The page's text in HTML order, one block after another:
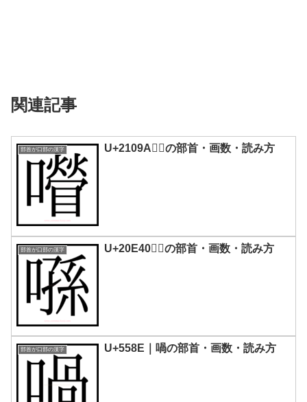
関連記事
部首が口部の漢字 U+2109A｜𡂚の部首・画数・読み方
部首が口部の漢字 U+20E40｜𠹀の部首・画数・読み方
部首が口部の漢字 U+558E｜喎の部首・画数・読み方